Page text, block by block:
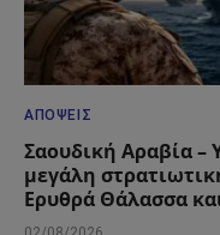
ΑΠΌΨΕΙΣ
Σαουδική Αραβία –
μεγάλη
Ερυθρά Θάλασσα